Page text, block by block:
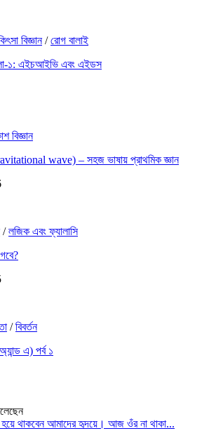
বিজ্ঞান/রোগ বালাই
১: এইচআইভি এবং এইডস
বিজ্ঞান
wave) – সহজ ভাষায় প্রাথমিক জ্ঞান
/লজিক এবং ফ্যালাসি
/বিবর্তন
এ) পর্ব ১
থাকবেন আমাদের হৃদয়ে। আজ ওঁর না থাকা...